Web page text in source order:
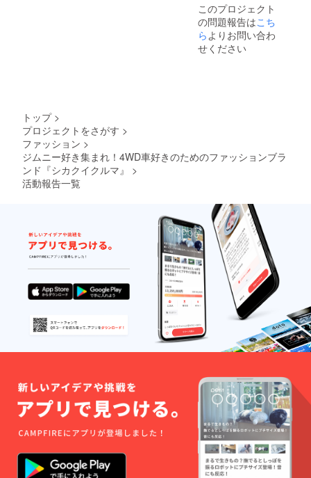
このプロジェクト
の問題報告はこち
ら よりお問い合わ
せください
トップ >
プロジェクトをさがす >
ファッション >
ジムニー好き集まれ！4WD車好きのためのファッションブラ
ンド『シカクイクルマ』
>
活動報告一覧